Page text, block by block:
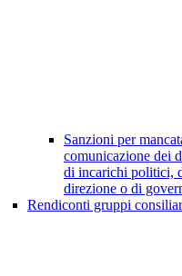
Sanzioni per
comunicazione dei
di incarichi politici,
direzione o di
Rendiconti gruppi